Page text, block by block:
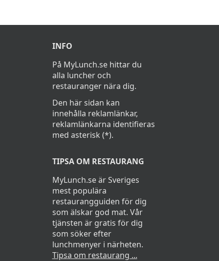
INFO
På MyLunch.se hittar du
alla luncher och
restauranger nära dig.
Den här sidan kan
innehålla reklamlänkar,
reklamlänkarna identifieras
med asterisk (*).
TIPSA OM RESTAURANG
MyLunch.se är Sveriges
mest populära
restaurangguiden för dig
som älskar god mat. Vår
tjänsten är gratis för dig
som söker efter
lunchmenyer i närheten.
Tipsa om restaurang ...